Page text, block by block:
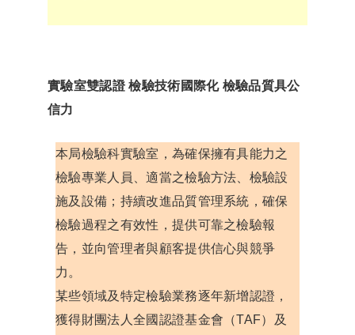
實驗室雙認證 檢驗技術國際化 檢驗品質具公
信力
本局檢驗科實驗室，為確保擁有具能力之
檢驗專業人員、適當之檢驗方法、檢驗設
施及設備；持續改進品質管理系統，確保
檢驗過程之有效性，提供可靠之檢驗報
告，並向管理者與顧客提供信心與競爭
力。
某些領域及特定檢驗業務逐年新增認證，
獲得財團法人全國認證基金會（TAF）及